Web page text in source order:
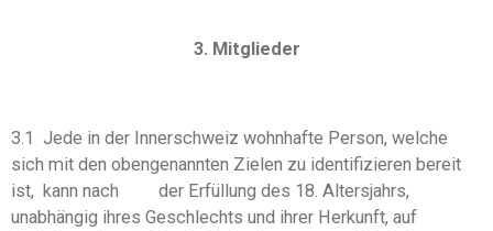
3. Mitglieder
3.1 Jede in der Innerschweiz wohnhafte Person, welche
sich mit den obengenannten Zielen zu identifizieren bereit
ist, kann nach der Erfüllung des 18. Altersjahrs,
unabhängig ihres Geschlechts und ihrer Herkunft, auf